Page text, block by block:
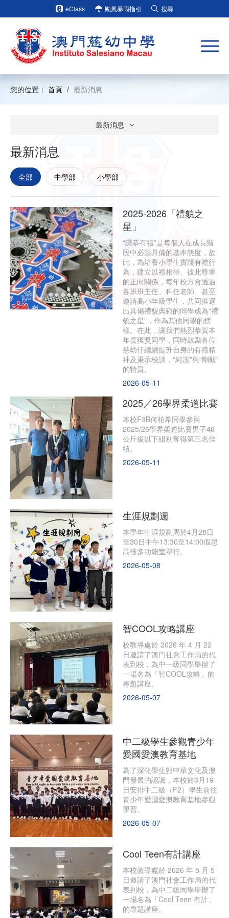
eClass 颱風暴雨指引 搜尋
您的位置： 首頁 / 最新消息
最新消息
最新消息
全部 中學部 小學部
2025-2026「禮貌之
星」
“謙恭有禮”是每個人在成長階
段中必須具備的基本態度，故
此，為培養小學生實踐有禮行
為，建立以禮相待、彼此尊重
的正向關係，每年校方會透過
各班班主任、科任老師、甚至
邀請高小年級學生，共同推選
出具備禮貌典範的同學成為“禮
貌之星”，作為其他同學的榜
樣。在此，讓我們熱烈恭賀本
年度獲獎同學，同時鼓勵各位
慈幼仔繼續提升自身的有禮精
神及秉承校訓，“純潔”與“剛毅”
的特質。
2026-05-11
2025／26學界柔道比賽
本校F3B何柏希同學參與
2025/26學界柔道比賽男子46
公斤級以下組別奪得第三名佳
績。
2026-05-11
生涯規劃週
本學年生涯規劃周於4月28日
至30日中午13:30至14:00假思
高樓多功能室舉行。
2026-05-08
智COOL攻略講座
校教導處於 2026 年 4 月 22
日邀請了澳門社會工作局的代
表到校，為中一級同學舉辦了
一場名為「智COOL攻略」的
專題講座。
2026-05-07
中二級學生參觀青少年
愛國愛澳教育基地
為了深化學生對中華文化及澳
門發展的認識，本校於3月19
日安排中二級（F2）學生前往
青少年愛國愛澳教育基地參觀
學習。
2026-05-07
Cool Teen有計講座
本校教導處於 2026 年 5 月 5
日邀請了澳門社會工作局的代
表到校，為中二級同學舉辦了
一場名為「Cool Teen 有計」
的專題講座。